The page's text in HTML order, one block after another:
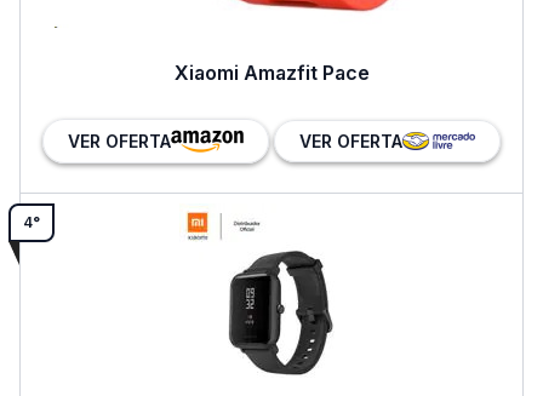
Xiaomi Amazfit Pace
VER OFERTA VER OFERTA
4°